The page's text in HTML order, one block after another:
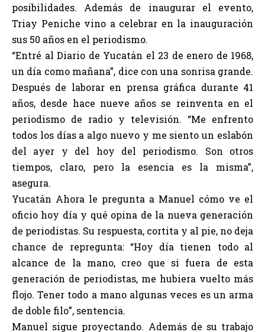
posibilidades. Además de inaugurar el evento,
Triay Peniche vino a celebrar en la inauguración
sus 50 años en el periodismo.
“Entré al Diario de Yucatán el 23 de enero de 1968,
un día como mañana”, dice con una sonrisa grande.
Después de laborar en prensa gráfica durante 41
años, desde hace nueve años se reinventa en el
periodismo de radio y televisión. “Me enfrento
todos los días a algo nuevo y me siento un eslabón
del ayer y del hoy del periodismo. Son otros
tiempos, claro, pero la esencia es la misma”,
asegura.
Yucatán Ahora le pregunta a Manuel cómo ve el
oficio hoy día y qué opina de la nueva generación
de periodistas. Su respuesta, cortita y al pie, no deja
chance de repregunta: “Hoy día tienen todo al
alcance de la mano, creo que si fuera de esta
generación de periodistas, me hubiera vuelto más
flojo. Tener todo a mano algunas veces es un arma
de doble filo”, sentencia.
Manuel sigue proyectando. Además de su trabajo